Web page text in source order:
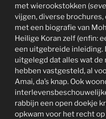
met wierookstokken (
vijgen, diverse
met een biografie van
Heilige Koran zelf (enfin:
een uitgebreide inleiding.
uitgelegd dat alles wat
hebben vastgesteld, al
Amai, da’s knap. Ook
rabbijn een open doekje
opkwam voor het recht